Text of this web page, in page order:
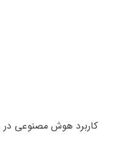
کاربرد هوش مصنوعی